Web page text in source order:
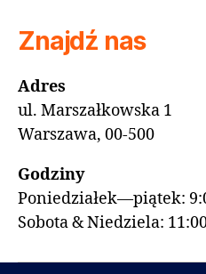
Znajdź nas
Adres
ul. Marszałkowska 1
Warszawa, 00-500
Godziny
Poniedziałek—piątek:
Sobota & Niedziela: